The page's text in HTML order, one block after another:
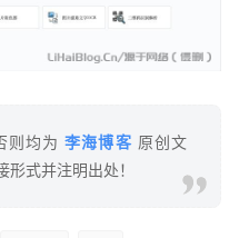
则均为 李海博客 原创文
式并注明出处！